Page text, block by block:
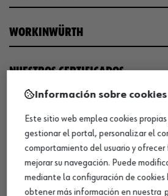
WORKINWÜRTH
NUESTROS CERTIFICADOS
Información sobre cookies
Este sitio web emplea cookies
gestionar el portal, personalizar el
comportamiento del usuario y ofrecer
mejorar su navegación. Puede
mediante la configuración de
obtener más información en nuestra